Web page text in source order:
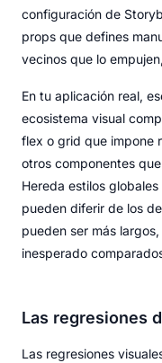
configuración de
props que defines
vecinos que lo
En tu aplicación real,
ecosistema visual
flex o grid que impone
otros componentes
Hereda estilos
pueden diferir de los
pueden ser más
inesperado
Las regresiones
Las regresiones